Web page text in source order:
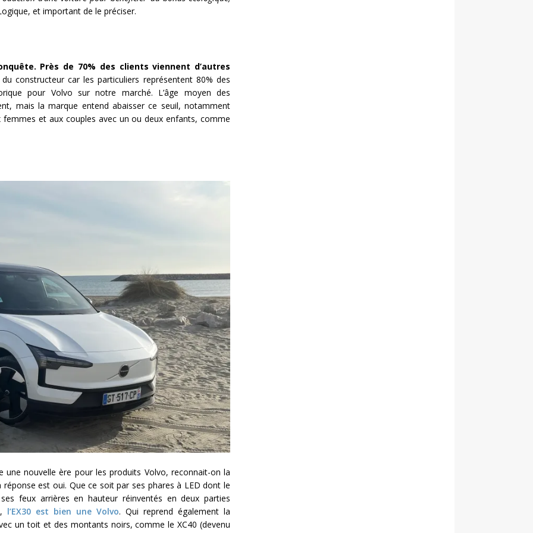
et important de le préciser.
Près de 70% des clients viennent d’autres
constructeur car les particuliers représentent 80% des
pour Volvo sur notre marché. L’âge moyen des
mais la marque entend abaisser ce seuil, notamment
femmes et aux couples avec un ou deux enfants, comme
une nouvelle ère pour les produits Volvo, reconnait-on la
réponse est oui. Que ce soit par ses phares à LED dont le
feux arrières en hauteur réinventés en deux parties
l’EX30 est bien une Volvo. Qui reprend également la
un toit et des montants noirs, comme le XC40 (devenu